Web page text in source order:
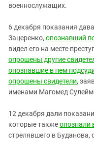
военнослужащих.
6 декабря показания
Зацеренко, опознавший
видел его на месте
опрошены другие
опознавшие в нем
опрошены свидетели,
именами Магомед
12 декабря дали
которые такжеопознали
стрелявшего в Буданова,